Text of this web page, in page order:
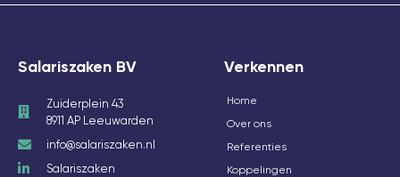
Salariszaken BV
Zuiderplein 43
8911 AP Leeuwarden
info@salariszaken.nl
Salariszaken
Verkennen
Home
Over ons
Referenties
Koppelingen